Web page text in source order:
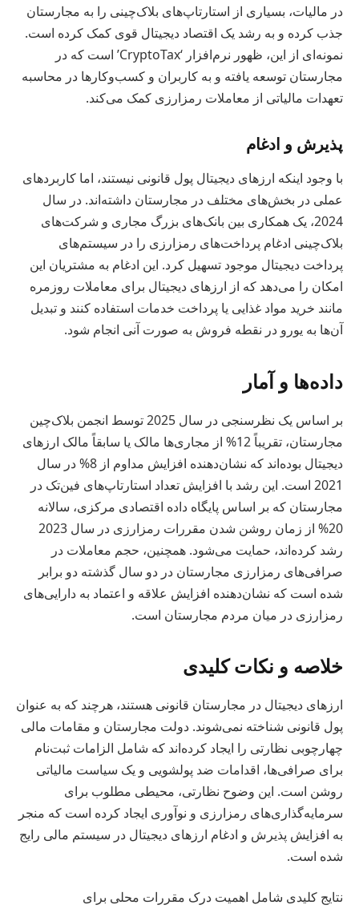
در مالیات، بسیاری از استارتاپ‌های بلاک‌چینی را به مجارستان
جذب کرده و به رشد یک اقتصاد دیجیتال قوی کمک کرده است.
نمونه‌ای از این، ظهور نرم‌افزار ‘CryptoTax’ است که در
مجارستان توسعه یافته و به کاربران و کسب‌وکارها در محاسبه
تعهدات مالیاتی از معاملات رمزارزی کمک می‌کند.
پذیرش و ادغام
با وجود اینکه ارزهای دیجیتال پول قانونی نیستند، اما کاربردهای
عملی در بخش‌های مختلف در مجارستان داشته‌اند. در سال
2024، یک همکاری بین بانک‌های بزرگ مجاری و شرکت‌های
بلاک‌چینی ادغام پرداخت‌های رمزارزی را در سیستم‌های
پرداخت دیجیتال موجود تسهیل کرد. این ادغام به مشتریان این
امکان را می‌دهد که از ارزهای دیجیتال برای معاملات روزمره
مانند خرید مواد غذایی یا پرداخت خدمات استفاده کنند و تبدیل
آن‌ها به یورو در نقطه فروش به صورت آنی انجام شود.
داده‌ها و آمار
بر اساس یک نظرسنجی در سال 2025 توسط انجمن بلاک‌چین
مجارستان، تقریباً 12% از مجاری‌ها مالک یا سابقاً مالک ارزهای
دیجیتال بوده‌اند که نشان‌دهنده افزایش مداوم از 8% در سال
2021 است. این رشد با افزایش تعداد استارتاپ‌های فین‌تک در
مجارستان که بر اساس پایگاه داده اقتصادی مرکزی، سالانه
20% از زمان روشن شدن مقررات رمزارزی در سال 2023
رشد کرده‌اند، حمایت می‌شود. همچنین، حجم معاملات در
صرافی‌های رمزارزی مجارستان در دو سال گذشته دو برابر
شده است که نشان‌دهنده افزایش علاقه و اعتماد به دارایی‌های
رمزارزی در میان مردم مجارستان است.
خلاصه و نکات کلیدی
ارزهای دیجیتال در مجارستان قانونی هستند، هرچند که به عنوان
پول قانونی شناخته نمی‌شوند. دولت مجارستان و مقامات مالی
چهارچوبی نظارتی را ایجاد کرده‌اند که شامل الزامات ثبت‌نام
برای صرافی‌ها، اقدامات ضد پولشویی و یک سیاست مالیاتی
روشن است. این وضوح نظارتی، محیطی مطلوب برای
سرمایه‌گذاری‌های رمزارزی و نوآوری ایجاد کرده است که منجر
به افزایش پذیرش و ادغام ارزهای دیجیتال در سیستم مالی رایج
شده است.
نتایج کلیدی شامل اهمیت درک مقررات محلی برای